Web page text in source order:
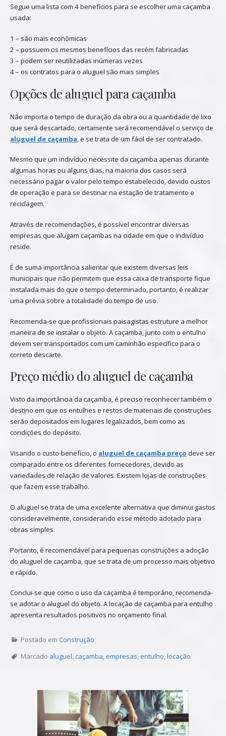
Segue uma lista com 4 benefícios para se escolher uma caçamba
usada:
1 – são mais econômicas
2 – possuem os mesmos benefícios das recém fabricadas
3 – podem ser reutilizadas inúmeras vezes
4 – os contratos para o aluguel são mais simples
Opções de aluguel para caçamba
Não importa o tempo de duração da obra ou a quantidade de lixo
que será descartado, certamente será recomendável o serviço de
aluguel de caçamba, e se trata de um fácil de ser contratado.
Mesmo que um indivíduo necessite da caçamba apenas durante
algumas horas ou alguns dias, na maioria dos casos será
necessário pagar o valor pelo tempo estabelecido, devido custos
de operação e para se destinar na estação de tratamento e
reciclagem.
Através de recomendações, é possível encontrar diversas
empresas que alugam caçambas na cidade em que o indivíduo
reside.
É de suma importância salientar que existem diversas leis
municipais que não permitem que essa caixa de transporte fique
instalada mais do que o tempo determinado, portanto, é realizar
uma prévia sobre a totalidade do tempo de uso.
Recomenda-se que profissionais paisagistas estruture a melhor
maneira de se instalar o objeto. A caçamba, junto com o entulho
devem ser transportados com um caminhão específico para o
correto descarte.
Preço médio do aluguel de caçamba
Visto da importância da caçamba, é preciso reconhecer também o
destino em que os entulhes e restos de materiais de construções
serão depositados em lugares legalizados, bem como as
condições do depósito.
Visando o custo-benefício, o aluguel de caçamba preço deve ser
comparado entre os diferentes fornecedores, devido as
variedades de relação de valores. Existem lojas de construções
que fazem esse trabalho.
O aluguel se trata de uma excelente alternativa que diminui gastos
consideravelmente, considerando esse método adotado para
obras simples.
Portanto, é recomendável para pequenas construções a adoção
do aluguel de caçamba, que se trata de um processo mais objetivo
e rápido.
Conclui-se que como o uso da caçamba é temporário, recomenda-
se adotar o aluguel do objeto. A locação de caçamba para entulho
apresenta resultados positivos no orçamento final.
Postado em Construção
Marcado aluguel,caçamba,empresas,entulho,locação